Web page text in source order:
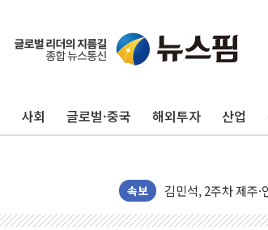
사회 글로벌·중국 해외투자 산업
속보
울진·영덕 '호우특
[종합] 김민석, 정청
김민석, 2주차 제주
인사하는 김민석 당